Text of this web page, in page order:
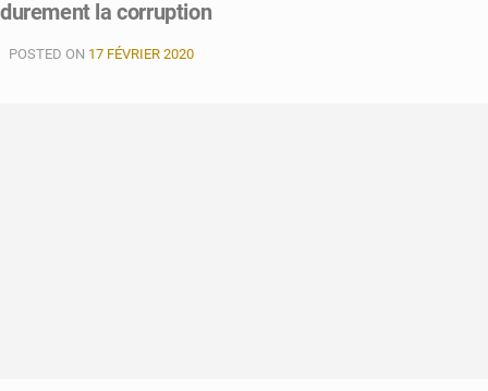
occupe
128éme
durement la corruption
POSTED ON 17 FÉVRIER 2020